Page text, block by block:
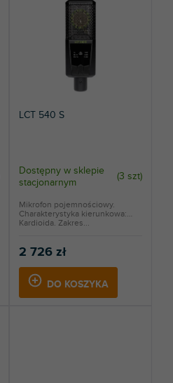
LCT 540 S
Dostępny w sklepie
stacjonarnym
(3 szt)
2 726 zł
DO KOSZYKA
Mikrofon pojemnościowy.
Charakterystyka kierunkowa:
Kardioida. Zakres...